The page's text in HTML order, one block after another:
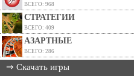
ВСЕГО: 968
СТРАТЕГИИ
ВСЕГО: 409
АЗАРТНЫЕ
ВСЕГО: 286
⇒ Скачать игры